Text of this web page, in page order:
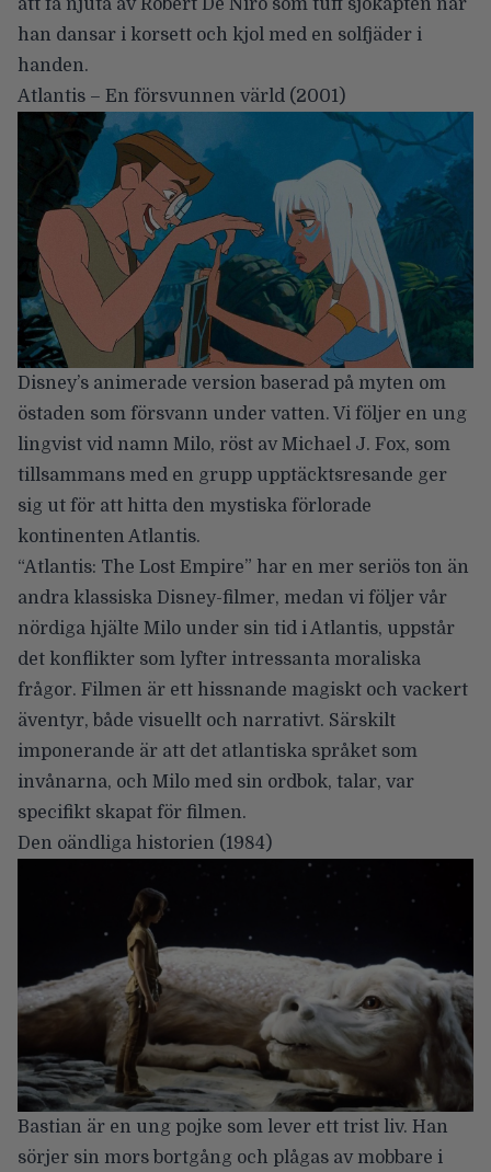
att få njuta av Robert De Niro som tuff sjökapten när
han dansar i korsett och kjol med en solfjäder i
handen.
Atlantis – En försvunnen värld (2001)
Disney’s animerade version baserad på myten om
östaden som försvann under vatten. Vi följer en ung
lingvist vid namn Milo, röst av Michael J. Fox, som
tillsammans med en grupp upptäcktsresande ger
sig ut för att hitta den mystiska förlorade
kontinenten Atlantis.
“Atlantis: The Lost Empire” har en mer seriös ton än
andra klassiska Disney-filmer, medan vi följer vår
nördiga hjälte Milo under sin tid i Atlantis, uppstår
det konflikter som lyfter intressanta moraliska
frågor. Filmen är ett hissnande magiskt och vackert
äventyr, både visuellt och narrativt. Särskilt
imponerande är att det atlantiska språket som
invånarna, och Milo med sin ordbok, talar, var
specifikt skapat för filmen.
Den oändliga historien (1984)
Bastian är en ung pojke som lever ett trist liv. Han
sörjer sin mors bortgång och plågas av mobbare i